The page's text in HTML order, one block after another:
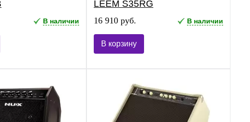
В наличии
LEEM S35RG
16 910 руб. В наличии
В корзину